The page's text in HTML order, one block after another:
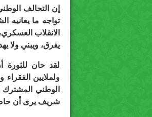
إن التحالف
تواجه ما
الانقلاب
يفرق، ويبني ولا
لقد حان للثورة
ولملايين الفقراء
الوطني
شريف يرى أن